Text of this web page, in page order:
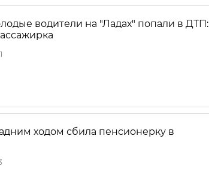
водители на "Ладах" попали в ДТП:
ходом сбила пенсионерку в